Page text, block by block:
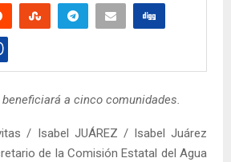
a cinco comunidades.
/ Isabel JUÁREZ / Isabel Juárez
de la Comisión Estatal del Agua